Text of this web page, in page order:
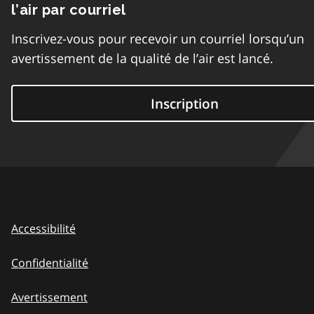
l’air par courriel
Inscrivez-vous pour recevoir un courriel lorsqu’un
avertissement de la qualité de l’air est lancé.
Inscription
Accessibilité
Confidentialité
Avertissement